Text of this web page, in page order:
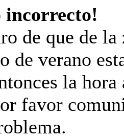
incorrecto!
de que de
de verano
la
favor